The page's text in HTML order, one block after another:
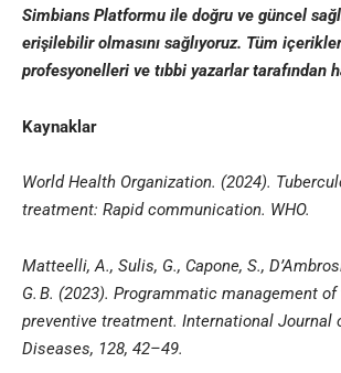
Simbians Platformu ile doğru ve güncel
erişilebilir olmasını sağlıyoruz. Tüm
profesyonelleri ve tıbbi yazarlar tarafından
Kaynaklar
World Health Organization. (2024).
treatment: Rapid communication. WHO.
Matteelli, A., Sulis, G., Capone, S.,
G. B. (2023). Programmatic management
preventive treatment. International Journal
Diseases, 128, 42–49.